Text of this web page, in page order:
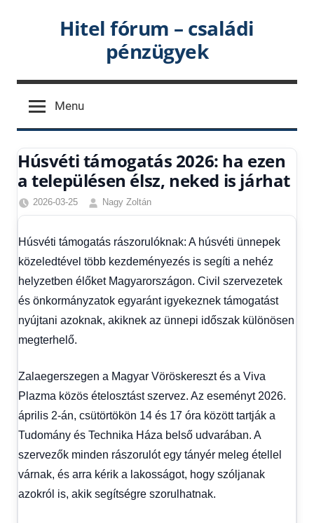
Hitel fórum – családi
pénzügyek
Menu
Húsvéti támogatás 2026: ha ezen
a településen élsz, neked is járhat
2026-03-25
Nagy Zoltán
Friss
Hírek,
Hírek
1
kézből
Húsvéti támogatás rászorulóknak: A húsvéti ünnepek
közeledtével több kezdeményezés is segíti a nehéz
helyzetben élőket Magyarországon. Civil szervezetek
és önkormányzatok egyaránt igyekeznek támogatást
nyújtani azoknak, akiknek az ünnepi időszak különösen
megterhelő.
Zalaegerszegen a Magyar Vöröskereszt és a Viva
Plazma közös ételosztást szervez. Az eseményt 2026.
április 2-án, csütörtökön 14 és 17 óra között tartják a
Tudomány és Technika Háza belső udvarában. A
szervezők minden rászorulót egy tányér meleg étellel
várnak, és arra kérik a lakosságot, hogy szóljanak
azokról is, akik segítségre szorulhatnak.